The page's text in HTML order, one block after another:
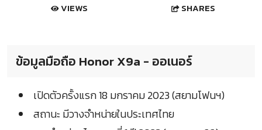
VIEWS SHARES
ข้อมูลมือถือ Honor X9a - ออเนอร์
เปิดตัวครั้งแรก 18 มกราคม 2023 (สยามโฟนฯ)
สถานะ มีวางจำหน่ายในประเทศไทย